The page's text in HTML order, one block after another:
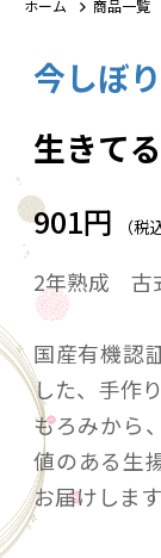
ホーム 商品一覧
今しぼり
生きて
901円 （税
2年熟成 古
国産有機認
した、手作
もろみから
値のある生
お届けしま